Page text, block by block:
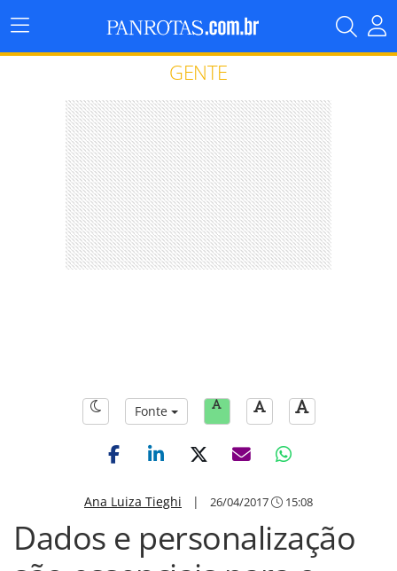
Menu
Principal
GENTE
Fonte
Ana Luiza Tieghi | 26/04/2017 15:08
Dados e personalização